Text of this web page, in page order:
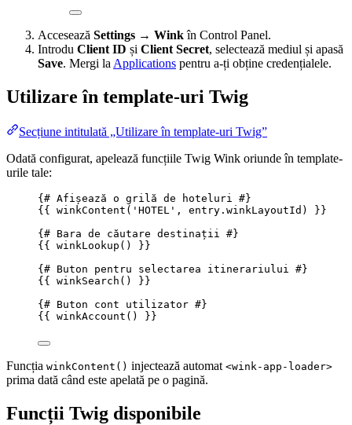
Accesează Settings → Winkîn Control Panel.
Introdu Client ID și Client Secret, selectează mediul și apasă
Save. Mergi la Applications pentru a-ți obține credențialele.
Utilizare în template-uri Twig
Secțiune intitulată „Utilizare în template-uri Twig”
Odată configurat, apelează funcțiile Twig Wink oriunde în template-
urile tale:
{# Afișează o grilă de hoteluri #}
{{ winkContent ( ' HOTEL ' , entry . winkLayoutId )
}}
{# Bara de căutare destinații #}
{{ winkLookup ()
}}
{# Buton pentru selectarea itinerariului #}
{{ winkSearch ()
}}
{# Buton cont utilizator #}
{{ winkAccount () }}
Funcția winkContent() injectează automat <wink-app-loader>
prima dată când este apelată pe o pagină.
Funcții Twig disponibile